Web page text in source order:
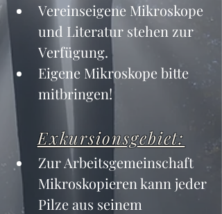
Vereinseigene Mikroskope
und Literatur stehen zur
Verfügung.
Eigene Mikroskope bitte
mitbringen!
Exkursionsgebiet:
Zur Arbeitsgemeinschaft
Mikroskopieren kann jeder
Pilze aus seinem